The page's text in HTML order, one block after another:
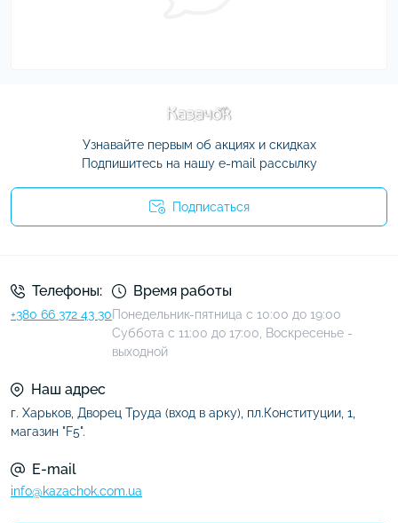
Узнавайте первым об акциях и скидках
Подпишитесь на нашу e-mail рассылку
Подписаться
Телефоны:
+380 66 372 43 30
Время работы
Понедельник-пятница с 10:00 до 19:00
Суббота с 11:00 до 17:00, Воскресенье -
выходной
Наш адрес
г. Харьков, Дворец Труда (вход в арку), пл.Конституции, 1,
магазин "F5".
E-mail
info@kazachok.com.ua